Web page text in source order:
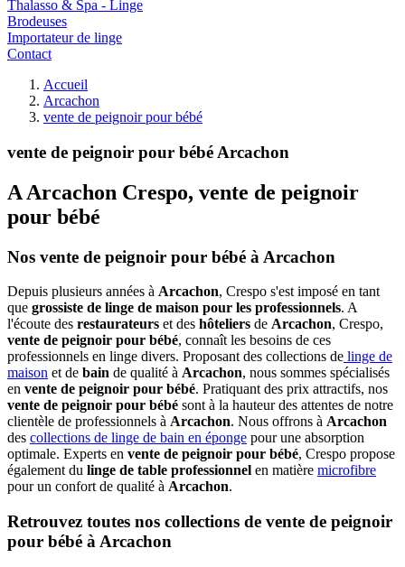
Thalasso & Spa - Linge
Brodeuses
Importateur de linge
Contact
Accueil
Arcachon
vente de peignoir pour bébé
vente de peignoir pour bébé Arcachon
A Arcachon Crespo, vente de peignoir
pour bébé
Nos vente de peignoir pour bébé à Arcachon
Depuis plusieurs années à Arcachon, Crespo s'est imposé en tant
que grossiste de linge de maison pour les professionnels. A
l'écoute des restaurateurs et des hôteliers de Arcachon, Crespo,
vente de peignoir pour bébé, connaît les besoins de ces
professionnels en linge divers. Proposant des collections de linge de
maison et de bain de qualité à Arcachon, nous sommes spécialisés
en vente de peignoir pour bébé. Pratiquant des prix attractifs, nos
vente de peignoir pour bébé sont à la hauteur des attentes de notre
clientèle de professionnels à Arcachon. Nous offrons à Arcachon
des collections de linge de bain en éponge pour une absorption
optimale. Experts en vente de peignoir pour bébé, Crespo propose
également du linge de table professionnel en matière microfibre
pour un confort de qualité à Arcachon.
Retrouvez toutes nos collections de vente de peignoir
pour bébé à Arcachon